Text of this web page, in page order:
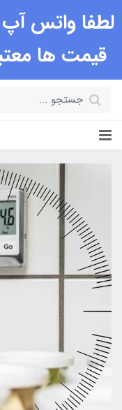
لطفا واتس
قیمت ها